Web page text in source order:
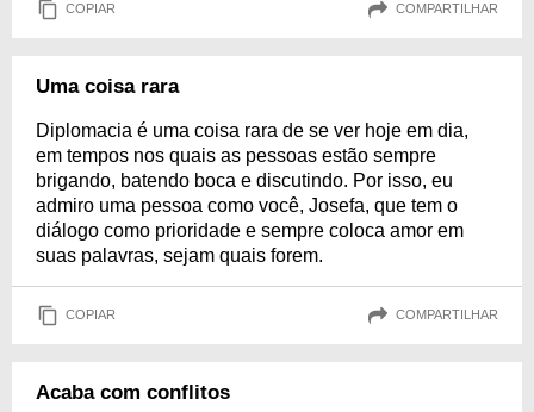
COPIAR COMPARTILHAR
Uma coisa rara
Diplomacia é uma coisa rara de se ver hoje em dia,
em tempos nos quais as pessoas estão sempre
brigando, batendo boca e discutindo. Por isso, eu
admiro uma pessoa como você, Josefa, que tem o
diálogo como prioridade e sempre coloca amor em
suas palavras, sejam quais forem.
COPIAR COMPARTILHAR
Acaba com conflitos